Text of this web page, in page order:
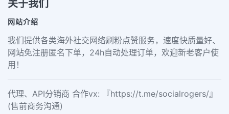
关于我们
网站介绍
我们提供各类海外社交网络刷粉点赞服务，速度快质量好、
网站免注册匿名下单，24h自动处理订单，欢迎新老客户使
用！
代理、API分销商 合作vx: 『https://t.me/socialrogers/』
(售前商务沟通)